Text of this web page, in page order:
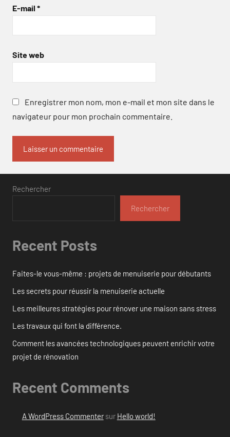
E-mail *
Site web
Enregistrer mon nom, mon e-mail et mon site dans le
navigateur pour mon prochain commentaire.
Rechercher
Rechercher
Recent Posts
Faites-le vous-même : projets de menuiserie pour débutants
Les secrets pour réussir la menuiserie actuelle
Les meilleures stratégies pour rénover une maison sans stress
Les travaux qui font la différence.
Comment les avancées technologiques peuvent enrichir votre
projet de rénovation
Recent Comments
A WordPress Commentersur Hello world!